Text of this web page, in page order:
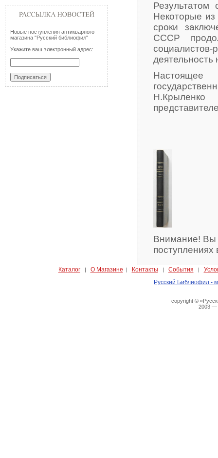
Новые поступления антикварного
магазина "Русский библиофил"
Укажите ваш электронный адрес:
Результатом
Некоторые
сроки
СССР
Внимание! Вы
Каталог| О Магазине | Контакты | События |
Русский Библиофил -
copyright ©
2003 —